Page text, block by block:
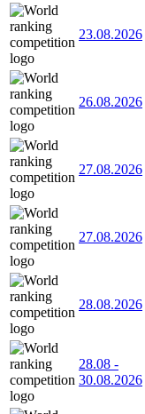
23.08.2026
26.08.2026
27.08.2026
27.08.2026
28.08.2026
28.08 -
30.08.2026